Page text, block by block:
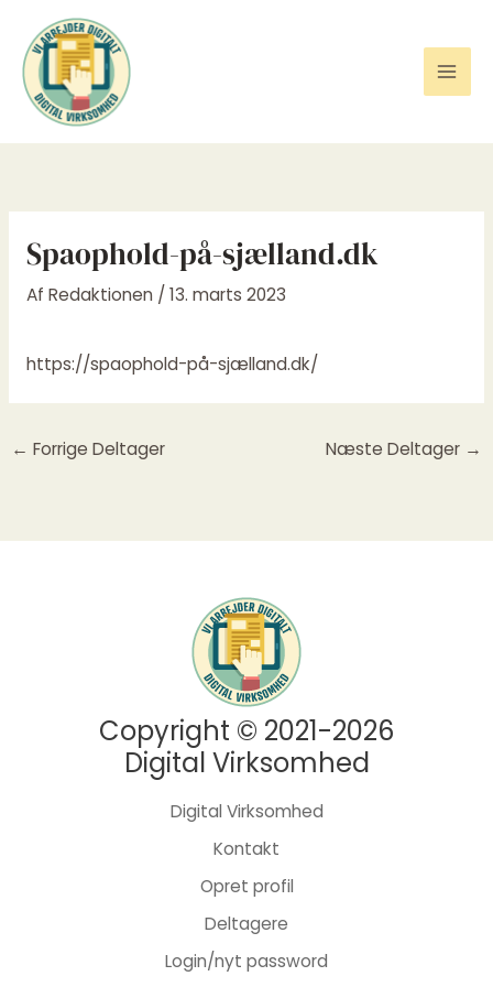
indholdet
Spaophold-på-sjælland.dk
Af Redaktionen / 13. marts 2023
https://spaophold-på-sjælland.dk/
← Forrige Deltager Næste Deltager →
Copyright © 2021-2026
Digital Virksomhed
Digital Virksomhed
Kontakt
Opret profil
Deltagere
Login/nyt password